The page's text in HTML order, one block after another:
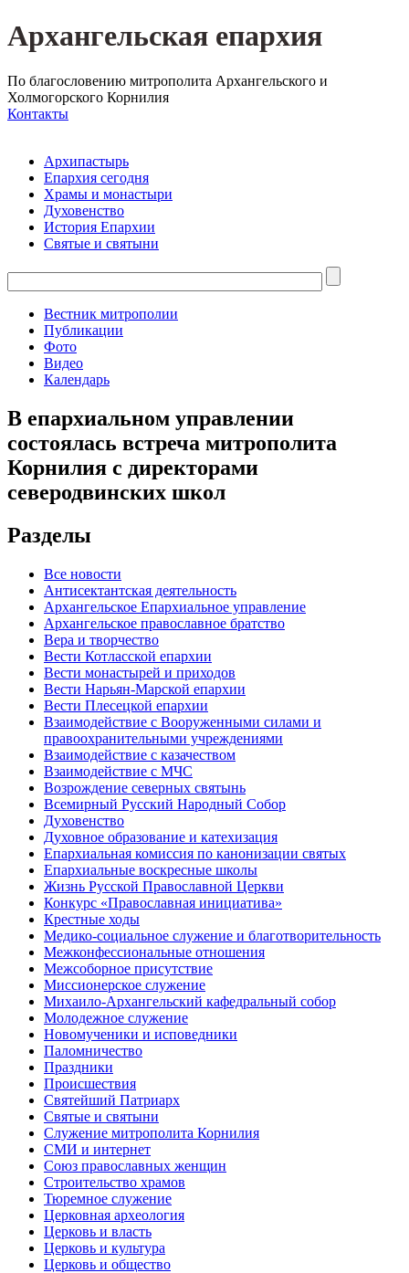
Архангельская епархия
По благословению митрополита Архангельского и
Холмогорского Корнилия
Контакты
Архипастырь
Епархия сегодня
Храмы и монастыри
Духовенство
История Епархии
Святые и святыни
Вестник митрополии
Публикации
Фото
Видео
Календарь
В епархиальном управлении
состоялась встреча митрополита
Корнилия с директорами
северодвинских школ
Разделы
Все новости
Антисектантская деятельность
Архангельское Епархиальное управление
Архангельское православное братство
Вера и творчество
Вести Котласской епархии
Вести монастырей и приходов
Вести Нарьян-Марской епархии
Вести Плесецкой епархии
Взаимодействие с Вооруженными силами и
правоохранительными учреждениями
Взаимодействие с казачеством
Взаимодействие с МЧС
Возрождение северных святынь
Всемирный Русский Народный Собор
Духовенство
Духовное образование и катехизация
Епархиальная комиссия по канонизации святых
Епархиальные воскресные школы
Жизнь Русской Православной Церкви
Конкурс «Православная инициатива»
Крестные ходы
Медико-социальное служение и благотворительность
Межконфессиональные отношения
Межсоборное присутствие
Миссионерское служение
Михаило-Архангельский кафедральный собор
Молодежное служение
Новомученики и исповедники
Паломничество
Праздники
Происшествия
Святейший Патриарх
Святые и святыни
Служение митрополита Корнилия
СМИ и интернет
Союз православных женщин
Строительство храмов
Тюремное служение
Церковная археология
Церковь и власть
Церковь и культура
Церковь и общество